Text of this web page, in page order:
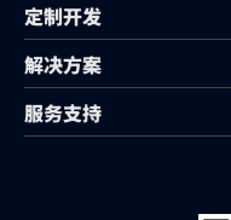
定制开发
解决方案
服务支持